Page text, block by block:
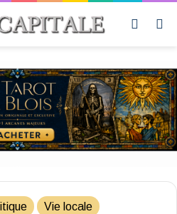
Switch
Vie locale